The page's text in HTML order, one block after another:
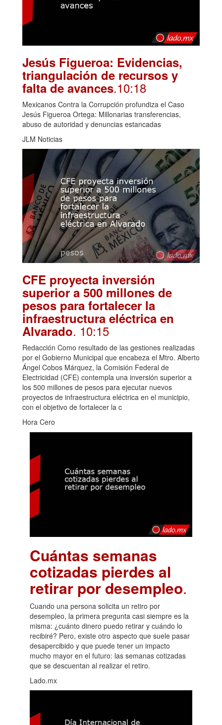
Jesús Figueroa: Evidencias,
triangulación de recursos y
falta de avances.10:18
Mexicanos Contra la Corrupción profundiza el Caso
Jesús Figueroa Ortega: Millonarias transferencias,
abuso de autoridad y denuncias estancadas
JLM Noticias
CFE proyecta inversión
superior a 500 millones de
pesos para fortalecer la
infraestructura eléctrica en
Alvarado. 10:15
Redacción Como resultado de las gestiones realizadas
por el Gobierno Municipal que encabeza el Mtro. Alberto
Ángel Cobos Márquez, la Comisión Federal de
Electricidad (CFE) contempla una inversión superior a
los 500 millones de pesos para ejecutar nuevos
proyectos de infraestructura eléctrica en el municipio,
con el objetivo de fortalecer la c
Hora Cero
Cuántas semanas
cotizadas pierdes al
retirar por desempleo.
Cuando una persona solicita un retiro por
desempleo, la primera pregunta casi siempre es la
misma: ¿cuánto dinero puedo retirar y cuándo lo
recibiré? Pero, existe otro aspecto que suele pasar
desapercibido y que puede tener un impacto
mucho mayor en el futuro: las semanas cotizadas
que se descuentan al realizar el retiro.
Lado.mx